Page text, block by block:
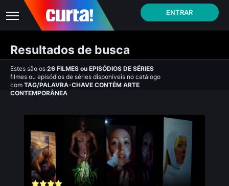
ENTRAR
Resultados de busca
Estes são os 26 FILMES ou EPISÓDIOS DE SÉRIES
filmes ou episódios de séries disponíveis no catálogo
com TAG/PALAVRA-CHAVE CONTÉM ARTE
CONTEMPORÂNEA